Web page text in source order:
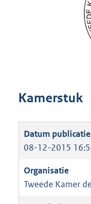
Kamerstuk
08-12-2015
Tweede Kamer